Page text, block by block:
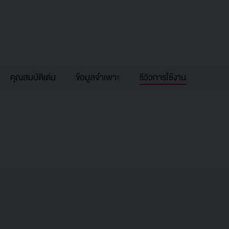
คุณสมบัติเด่น ข้อมูลจำเพาะ รีวิวการใช้งาน